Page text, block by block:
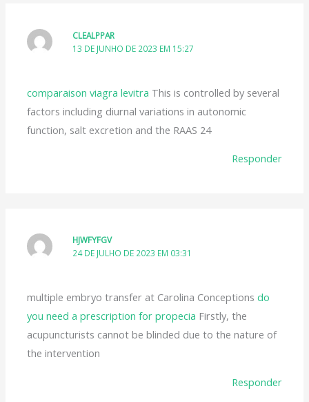
CLEALPPAR
13 DE JUNHO DE 2023 EM 15:27
comparaison viagra levitra This is controlled by several
factors including diurnal variations in autonomic
function, salt excretion and the RAAS 24
Responder
HJWFYFGV
24 DE JULHO DE 2023 EM 03:31
multiple embryo transfer at Carolina Conceptionsdo
you need a prescription for propecia Firstly, the
acupuncturists cannot be blinded due to the nature of
the intervention
Responder